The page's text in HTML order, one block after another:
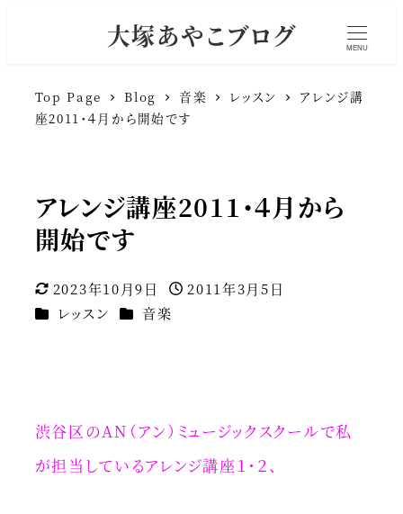
大塚あやこブログ MENU
Top Page Blog 音楽 レッスン
アレンジ講
座2011・４月から開始です
アレンジ講座2011・４月から
開始です
更新日
2023年10月9日
投稿日
2011年3月5日
カテゴリー
レッスン カテゴリー
音楽
渋谷区のAN（アン）ミュージックスクールで私
が担当しているアレンジ講座１・２、